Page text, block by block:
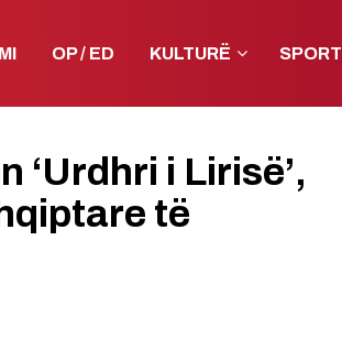
OP / ED KULTURË SPORT
‘Urdhri i Lirisë’,
të